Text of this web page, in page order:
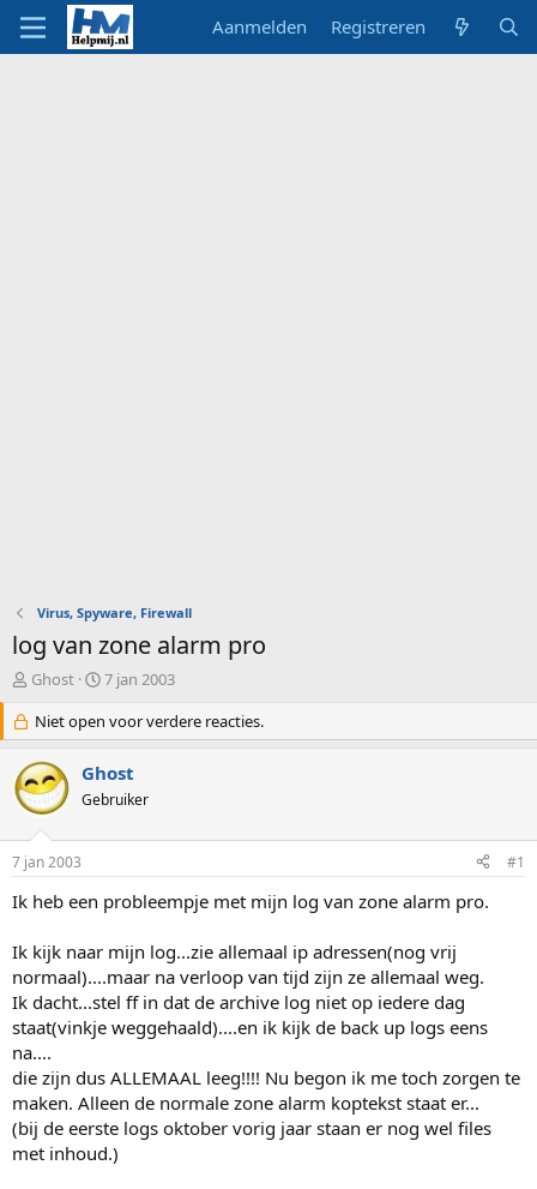
Aanmelden Registreren
Virus, Spyware, Firewall
log van zone alarm pro
O
d
e
r
w
e
s
t
a
t
e
r
Ghost
S
a
r
d
a
m
7 jan 2003
Niet open voor verdere reacties.
Ghost
Gebruiker
7 jan 2003 #1
Ik heb een probleempje met mijn log van zone alarm pro.
Ik kijk naar mijn log...zie allemaal ip adressen(nog vrij
normaal)....maar na verloop van tijd zijn ze allemaal weg.
Ik dacht...stel ff in dat de archive log niet op iedere dag
staat(vinkje weggehaald)....en ik kijk de back up logs eens
na....
die zijn dus ALLEMAAL leeg!!!! Nu begon ik me toch zorgen te
maken. Alleen de normale zone alarm koptekst staat er...
(bij de eerste logs oktober vorig jaar staan er nog wel files
met inhoud.)